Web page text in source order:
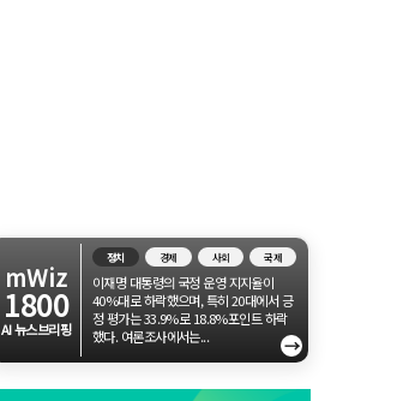
mWiz
1800
AI 뉴스브리핑
정치 경제 사회 국제
이재명 대통령의 국정 운영 지지율이
40%대로 하락했으며, 특히 20대에서 긍
정 평가는 33.9%로 18.8%포인트 하락
했다. 여론조사에서는...
→